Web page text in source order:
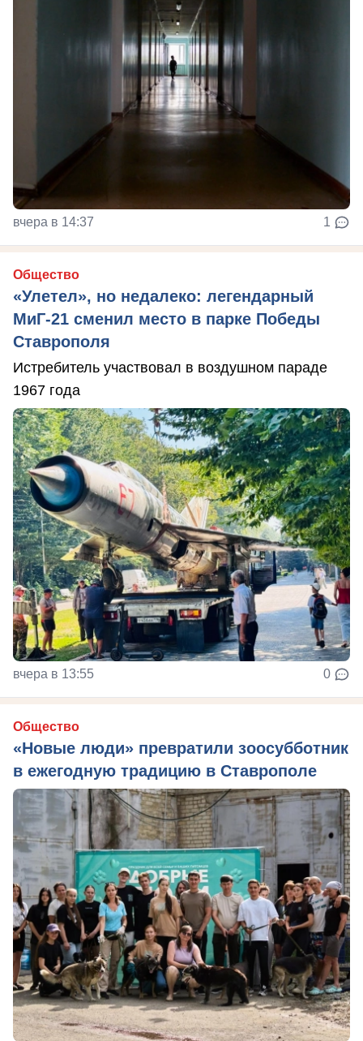
вчера в 14:37 1
Общество
«Улетел», но недалеко: легендарный
МиГ-21 сменил место в парке Победы
Ставрополя
Истребитель участвовал в воздушном параде
1967 года
вчера в 13:55 0
Общество
«Новые люди» превратили зоосубботник
в ежегодную традицию в Ставрополе